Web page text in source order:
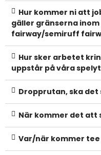
Hur kommer ni att
gäller gränserna
fairway/semiruff
Hur sker arbetet
uppstår på våra
Dropprutan, ska det
När kommer det att
Var/när kommer